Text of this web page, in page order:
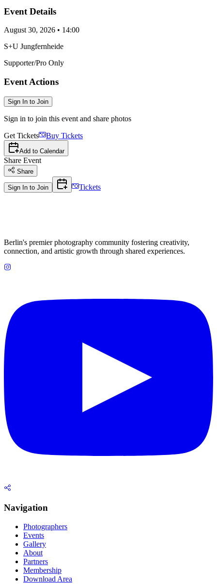
Event Details
August 30, 2026 • 14:00
S+U Jungfernheide
Supporter/Pro Only
Event Actions
Sign In to Join
Sign in to join this event and share photos
Get Tickets Buy Tickets
Add to Calendar
Share Event
Share
Sign In to Join Tickets
Berlin's premier photography community fostering creativity,
connection, and artistic growth through shared experiences.
Navigation
Photographers
Events
Gallery
About
Partners
Membership
Download Area